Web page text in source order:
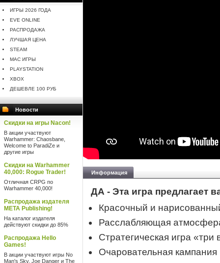
ИГРЫ 2026 ГОДА
EVE ONLINE
РАСПРОДАЖА
ЛУЧШАЯ ЦЕНА
STEAM
MAC ИГРЫ
PLAYSTATION
XBOX
ДЕШЕВЛЕ 100 РУБ
Новости
Скидки на игры Nacon!
В акции участвуют
Warhammer: Chaosbane,
Welcome to ParadiZe и
другие игры
Скидки на Warhammer
40,000: Rogue Trader!
Отличная CRPG по
Warhammer 40,000!
Распродажа издателя
META Publishing!
На каталог издателя
действуют скидки до 85%
Распродажа Hello
Games!
В акции участвуют игры No
Man's Sky, Joe Danger и The
Информация
ДА - Эта игра предлагает
Красочный и
Расслабляющая
Стратегическая игра «три
Очаровательная кампания